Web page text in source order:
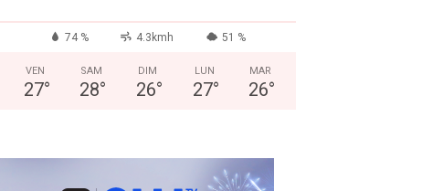
74 % 4.3kmh 51 %
VEN
27°
SAM
28°
DIM
26°
LUN
27°
MAR
26°